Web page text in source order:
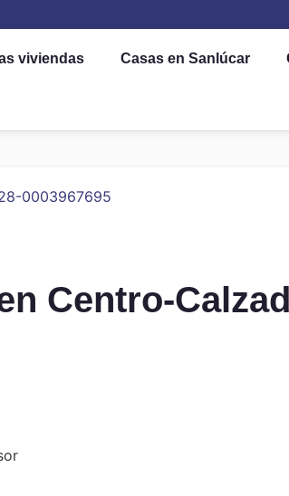
viviendas Casas en Sanlúcar
Centro-